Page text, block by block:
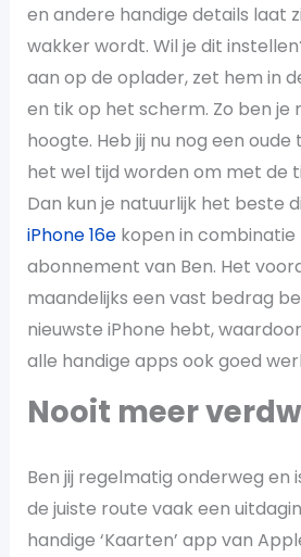
en andere handige details laat
wakker wordt. Wil je dit
aan op de oplader, zet hem in
en tik op het scherm. Zo ben je
hoogte. Heb jij nu nog een
het wel tijd worden om met de
Dan kun je natuurlijk het beste
iPhone 16ekopen in combinatie
abonnement van Ben. Het
maandelijks een vast bedrag
nieuwste iPhone hebt,
alle handige apps ook goed
Nooit meer
Ben jij regelmatig onderweg en
de juiste route vaak een
handige ‘Kaarten’ app van